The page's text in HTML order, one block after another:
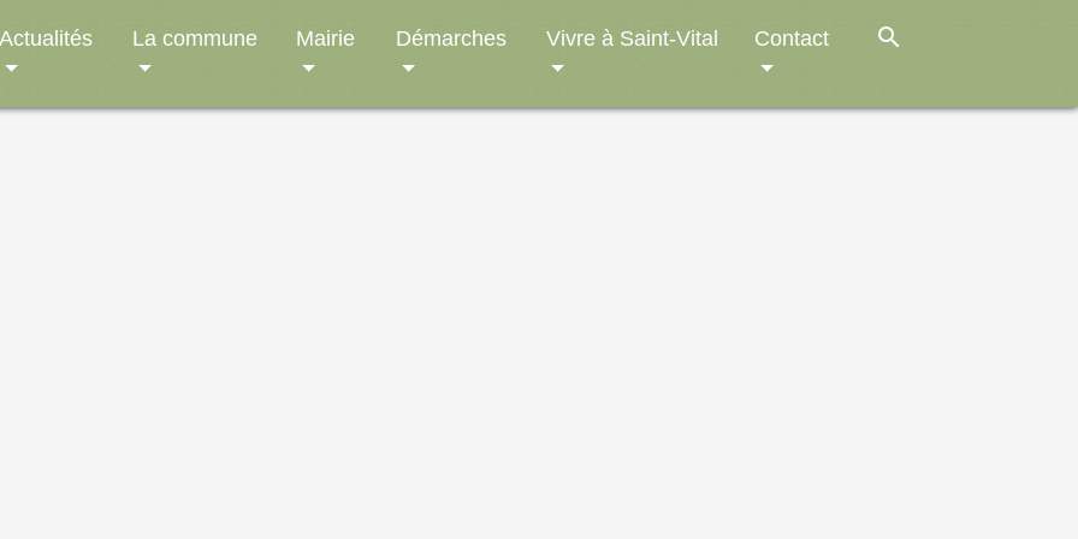
Actualités La commune Mairie Démarches Vivre à Saint-Vital Contact search